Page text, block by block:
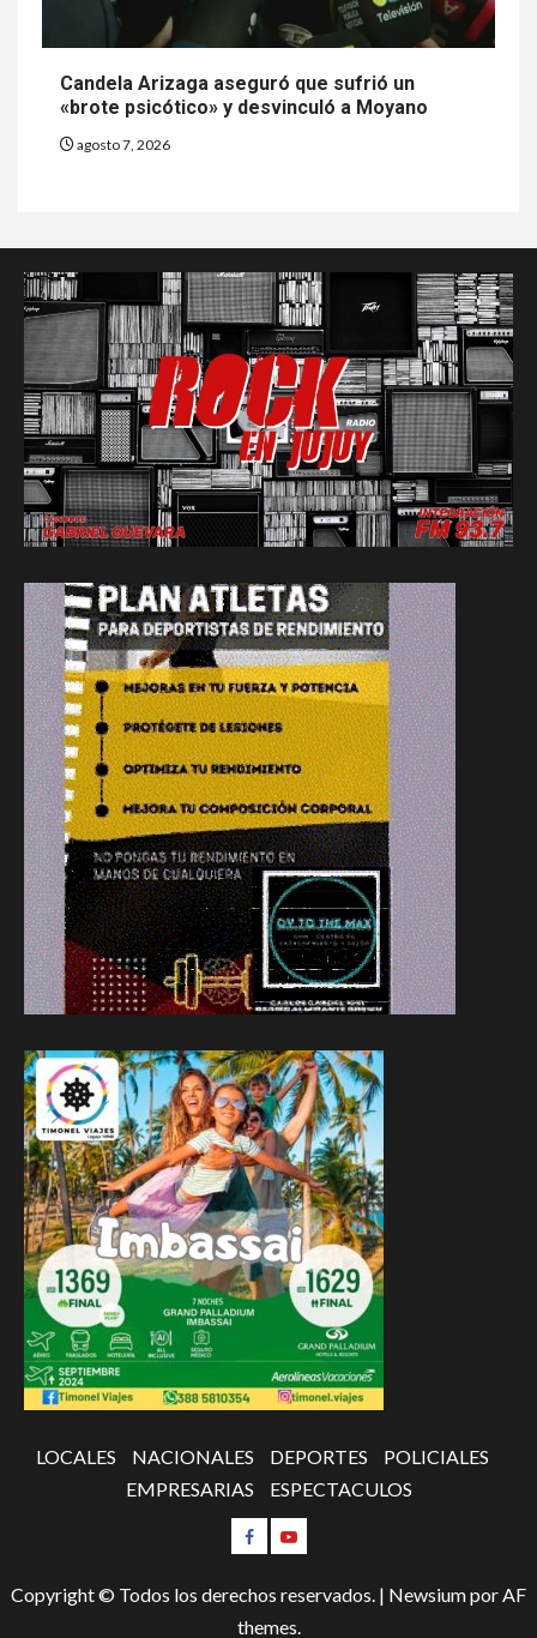
Candela Arizaga aseguró que sufrió un
«brote psicótico» y desvinculó a Moyano
agosto 7, 2026
LOCALES NACIONALES DEPORTES
POLICIALES
EMPRESARIAS
ESPECTACULOS
Copyright © Todos los derechos reservados. | Newsiumpor AF
themes.